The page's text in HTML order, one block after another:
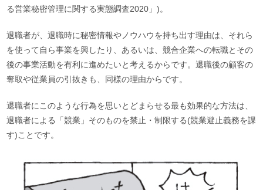
る営業秘密管理に関する実態調査2020」)。
退職者が、退職時に秘密情報やノウハウを持ち出す理由は、それら
を使って自ら事業を興したり、あるいは、競合企業への転職とその
後の事業活動を有利に進めたいと考えるからです。退職後の顧客の
奪取や従業員の引抜きも、同様の理由からです。
退職者にこのような行為を思いとどまらせる最も効果的な方法は、
退職者による「競業」そのものを禁止・制限する(競業避止義務を課
す)ことです。